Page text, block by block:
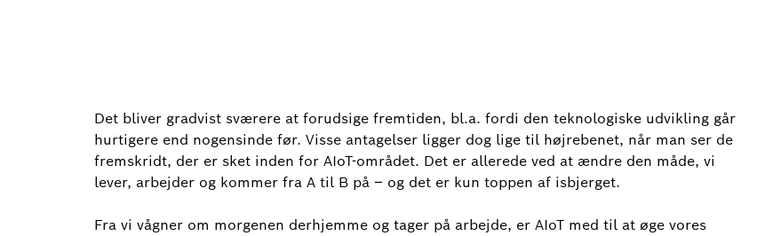
Det bliver gradvist sværere at forudsige fremtiden, bl.a. fordi den teknologiske udvikling går
hurtigere end nogensinde før. Visse antagelser ligger dog lige til højrebenet, når man ser de
fremskridt, der er sket inden for AIoT-området. Det er allerede ved at ændre den måde, vi
lever, arbejder og kommer fra A til B på – og det er kun toppen af isbjerget.
Fra vi vågner om morgenen derhjemme og tager på arbejde, er AIoT med til at øge vores